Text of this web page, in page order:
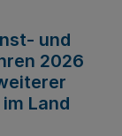
und
2026
Land